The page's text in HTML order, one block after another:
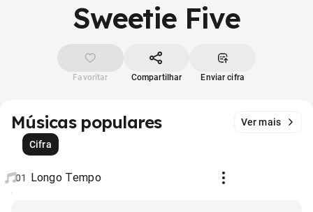
Sweetie Five
Favoritar Compartilhar Enviar cifra
Músicas populares
Ver mais
Cifra
01 Longo Tempo